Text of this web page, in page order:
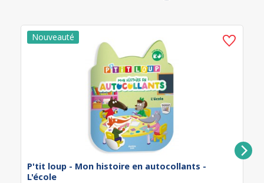
P'tit loup - Mon histoire en autocollants -
L'école